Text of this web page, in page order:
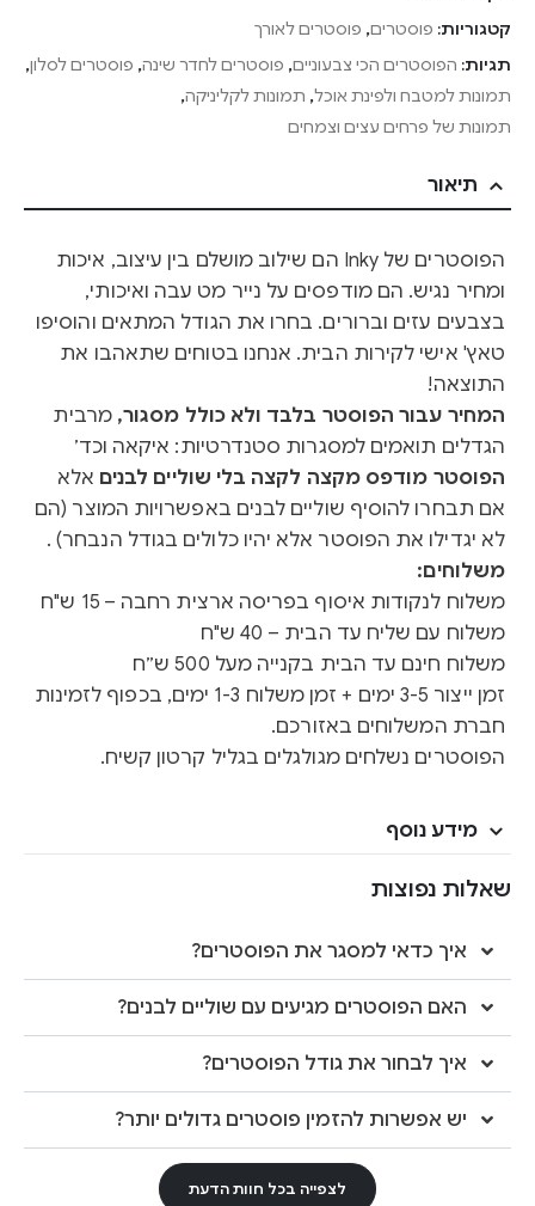
קטגוריות: פוסטרים, פוסטרים לאורך
תגיות: הפוסטרים הכי צבעוניים, פוסטרים לחדר שינה, פוסטרים לסלון,
תמונות למטבח ולפינת אוכל, תמונות לקליניקה,
תמונות של פרחים עצים וצמחים
תיאור
הפוסטרים של Inky הם שילוב מושלם בין עיצוב, איכות
ומחיר נגיש. הם מודפסים על נייר מט עבה ואיכותי,
בצבעים עזים וברורים. בחרו את הגודל המתאים והוסיפו
טאץ' אישי לקירות הבית. אנחנו בטוחים שתאהבו את
התוצאה!
המחיר עבור הפוסטר בלבד ולא כולל מסגור, מרבית
הגדלים תואמים למסגרות סטנדרטיות: איקאה וכד׳
הפוסטר מודפס מקצה לקצה בלי שוליים לבנים אלא
אם תבחרו להוסיף שוליים לבנים באפשרויות המוצר (הם
לא יגדילו את הפוסטר אלא יהיו כלולים בגודל הנבחר) .
משלוחים:
משלוח לנקודות איסוף בפריסה ארצית רחבה – 15 ש"ח
משלוח עם שליח עד הבית – 40 ש"ח
משלוח חינם עד הבית בקנייה מעל 500 ש״ח
זמן ייצור 3-5 ימים + זמן משלוח 1-3 ימים, בכפוף לזמינות
חברת המשלוחים באזורכם.
הפוסטרים נשלחים מגולגלים בגליל קרטון קשיח.
מידע נוסף
שאלות נפוצות
איך כדאי למסגר את הפוסטרים?
האם הפוסטרים מגיעים עם שוליים לבנים?
איך לבחור את גודל הפוסטרים?
יש אפשרות להזמין פוסטרים גדולים יותר?
לצפייה בכל חוות הדעת